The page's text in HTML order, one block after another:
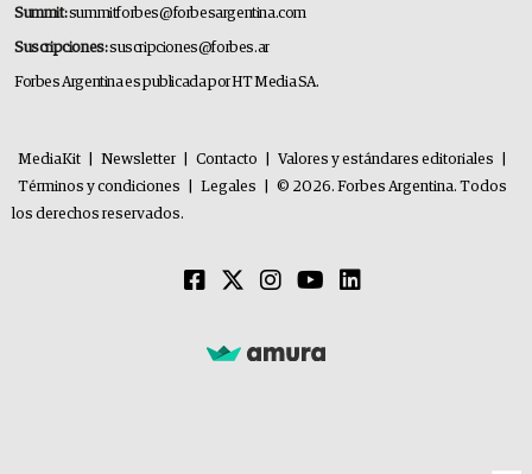
Summit:summitforbes@forbesargentina.com
Suscripciones:suscripciones@forbes.ar
Forbes Argentina es publicada por HT Media SA.
MediaKit Newsletter Contacto Valores y estándares editoriales
Términos y condiciones
Legales
© 2026. Forbes Argentina. Todos
los derechos reservados.